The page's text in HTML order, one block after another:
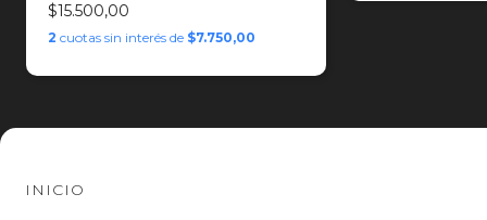
$15.500,00
2 cuotas sin interés de $7.750,00
INICIO